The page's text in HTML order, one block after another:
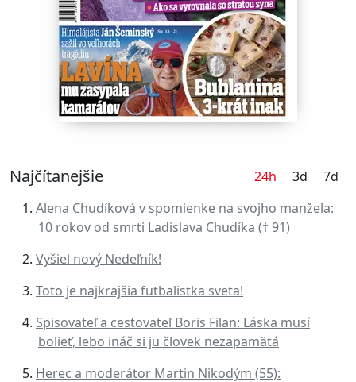
Najčítanejšie 24h 3d
7d
Alena Chudíková v spomienke na svojho manžela:
10 rokov od smrti Ladislava Chudíka († 91)
Vyšiel nový Nedeľník!
Toto je najkrajšia futbalistka sveta!
Spisovateľ a cestovateľ Boris Filan: Láska musí
bolieť, lebo ináč si ju človek nezapamätá
Herec a moderátor Martin Nikodým (55):